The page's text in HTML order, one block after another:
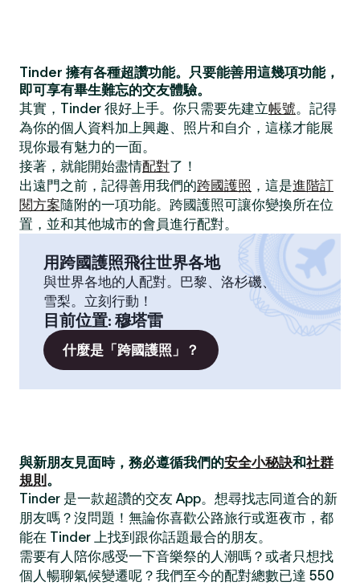
Tinder 擁有各種超讚功能。只要能善用這幾項功能，
即可享有畢生難忘的交友體驗。
其實，Tinder 很好上手。你只需要先建立帳號。記得
為你的個人資料加上興趣、照片和自介，這樣才能展
現你最有魅力的一面。
接著，就能開始盡情配對了！
出遠門之前，記得善用我們的跨國護照 ，這是進階訂
閱方案隨附的一項功能。跨國護照可讓你變換所在位
置，並和其他城市的會員進行配對。
用跨國護照飛往世界各地
與世界各地的人配對。巴黎、洛杉磯、
雪梨。立刻行動！
目前位置: 穆塔雷
什麼是「跨國護照」？
與新朋友見面時，務必遵循我們的安全小秘訣和社群
規則 。
Tinder 是一款超讚的交友 App。想尋找志同道合的新
朋友嗎？沒問題！無論你喜歡公路旅行或逛夜市，都
能在 Tinder 上找到跟你話題最合的朋友。
需要有人陪你感受一下音樂祭的人潮嗎？或者只想找
個人暢聊氣候變遷呢？我們至今的配對總數已達 550